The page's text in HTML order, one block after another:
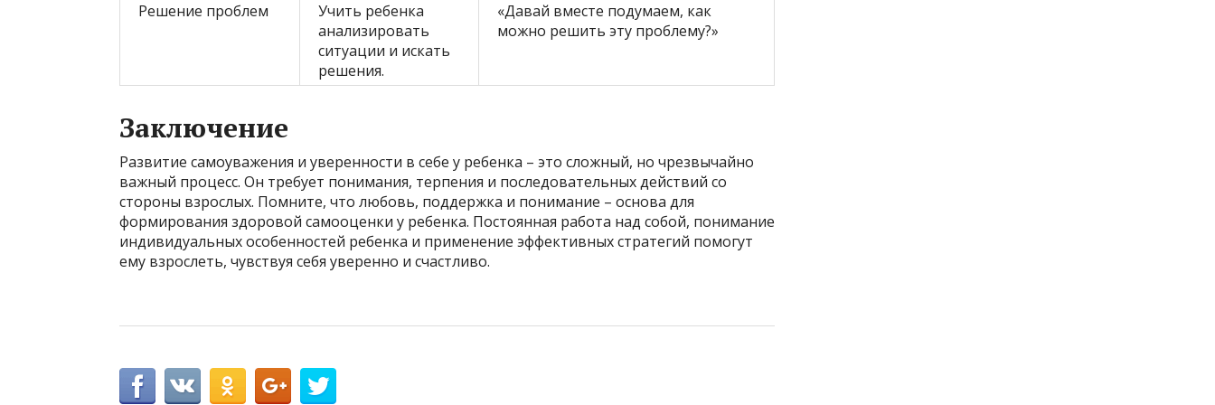
Решение проблем
Учить ребенка
анализировать
ситуации и искать
решения.
«Давай вместе подумаем, как
можно решить эту проблему?»
Заключение
Развитие самоуважения и уверенности в себе у ребенка – это сложный, но чрезвычайно
важный процесс. Он требует понимания, терпения и последовательных действий со
стороны взрослых. Помните, что любовь, поддержка и понимание – основа для
формирования здоровой самооценки у ребенка. Постоянная работа над собой, понимание
индивидуальных особенностей ребенка и применение эффективных стратегий помогут
ему взрослеть, чувствуя себя уверенно и счастливо.